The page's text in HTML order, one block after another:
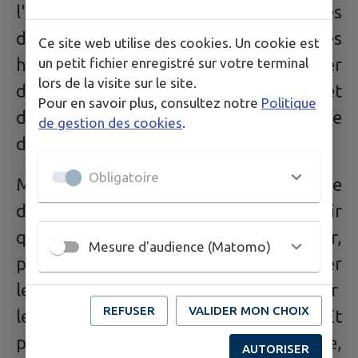
l'expression théâtrale, avec de jeunes
dames, et parfois quelques jeunes
hommes. Les sœurs ont su faire révéler
de véritables talents d'actrices et
d'acteurs du village, qui ont fait la une
des spectacles du secteur.
Mais, également, elles faisaient office
d'infirmière ; c'était une chance d'avoir
quelqu'un à domicile, pour soigner,
panser, désinfecter, bander, appliquer
les cataplasmes à la moutarde, plaquer
les ventouses, faire les piqures, ... Et
puis, elles vivaient dans un lieu d'écoute,
Ce site web utilise des cookies. Un cookie est
un petit fichier enregistré sur votre terminal
lors de la visite sur le site.
Pour en savoir plus, consultez notre Politique
de gestion des cookies
Obligatoire
Mesure d'audience (Matomo)
REFUSER VALIDER MON CHOIX
AUTORISER